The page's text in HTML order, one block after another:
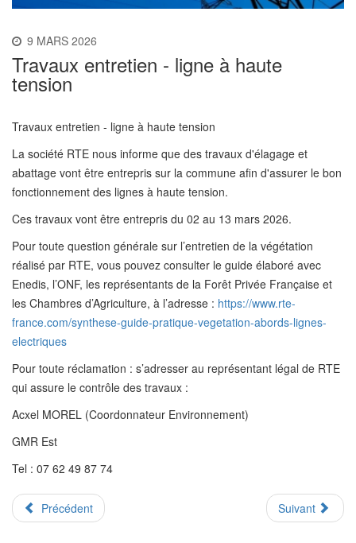
9 MARS 2026
Travaux entretien - ligne à haute
tension
Travaux entretien - ligne à haute tension
La société RTE nous informe que des travaux d'élagage et
abattage vont être entrepris sur la commune afin d'assurer le bon
fonctionnement des lignes à haute tension.
Ces travaux vont être entrepris du 02 au 13 mars 2026.
Pour toute question générale sur l’entretien de la végétation
réalisé par RTE, vous pouvez consulter le guide élaboré avec
Enedis, l’ONF, les représentants de la Forêt Privée Française et
les Chambres d’Agriculture, à l’adresse : https://www.rte-
france.com/synthese-guide-pratique-vegetation-abords-lignes-
electriques
Pour toute réclamation : s’adresser au représentant légal de RTE
qui assure le contrôle des travaux :
Acxel MOREL (Coordonnateur Environnement)
GMR Est
Tel : 07 62 49 87 74
Précédent Suivant